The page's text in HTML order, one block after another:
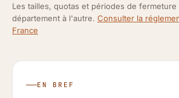
Les tailles, quotas et périodes de
département à l'autre. Consulter la
France
EN BREF